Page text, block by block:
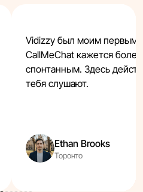
Vidizzy был моим первым
CallMeChat кажется
спонтанным. Здесь
тебя слушают.
Ethan Brooks
Торонто